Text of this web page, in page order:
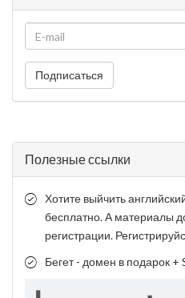
Подписаться
Полезные ссылки
Хотите выйчить
бесплатно. А материалы
регистрации.
Бегет - домен в подарок +